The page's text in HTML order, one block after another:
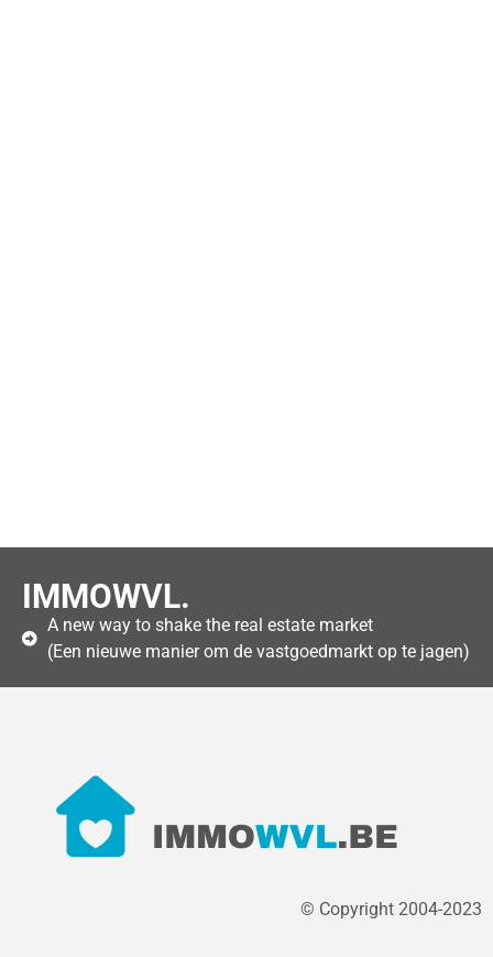
IMMOWVL.
A new way to shake the real estate market
(Een nieuwe manier om de vastgoedmarkt op te jagen)
© Copyright 2004-2023